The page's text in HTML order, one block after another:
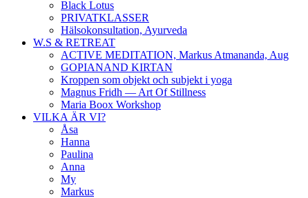
Black Lotus
PRIVATKLASSER
Hälsokonsultation, Ayurveda
W.S & RETREAT
ACTIVE MEDITATION, Markus Atmananda, Aug
GOPIANAND KIRTAN
Kroppen som objekt och subjekt i yoga
Magnus Fridh — Art Of Stillness
Maria Boox Workshop
VILKA ÄR VI?
Åsa
Hanna
Paulina
Anna
My
Markus